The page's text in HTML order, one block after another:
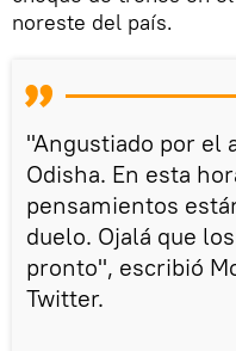
noreste del país.
"Angustiado por el
Odisha. En esta
pensamientos
duelo. Ojalá que
pronto", escribió
Twitter.